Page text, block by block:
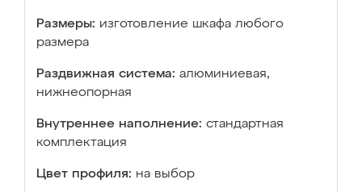
Размеры: изготовление шкафа любого
размера
Раздвижная система: алюминиевая,
нижнеопорная
Внутреннее наполнение: стандартная
комплектация
Цвет профиля: на выбор